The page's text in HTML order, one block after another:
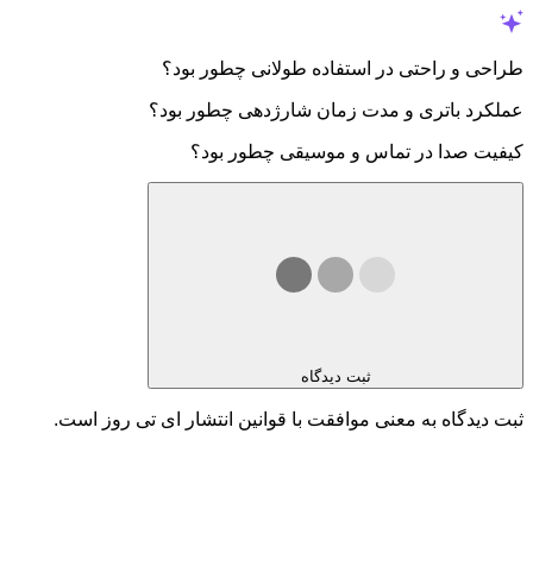
طراحی و راحتی در استفاده طولانی چطور بود؟
عملکرد باتری و مدت زمان شارژدهی چطور بود؟
کیفیت صدا در تماس و موسیقی چطور بود؟
ثبت دیدگاه
ثبت دیدگاه به معنی موافقت با قوانین انتشار ای تی روز است.